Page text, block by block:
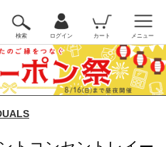
検索 ログイン カート メニュー